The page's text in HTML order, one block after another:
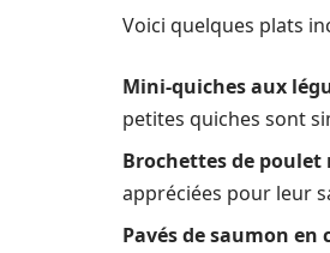
Voici quelques plats
Mini-quiches aux
petites quiches sont
Brochettes de poulet
appréciées pour leur
Pavés de saumon en